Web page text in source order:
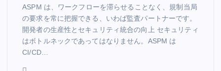
ASPM は、ワークフローを滞らせることなく、規制当局
の要求を常に把握できる、いわば監査パートナーです。
開発者の生産性とセキュリティ統合の向上 セキュリティ
はボトルネックであってはなりません。ASPM は
CI/CD…